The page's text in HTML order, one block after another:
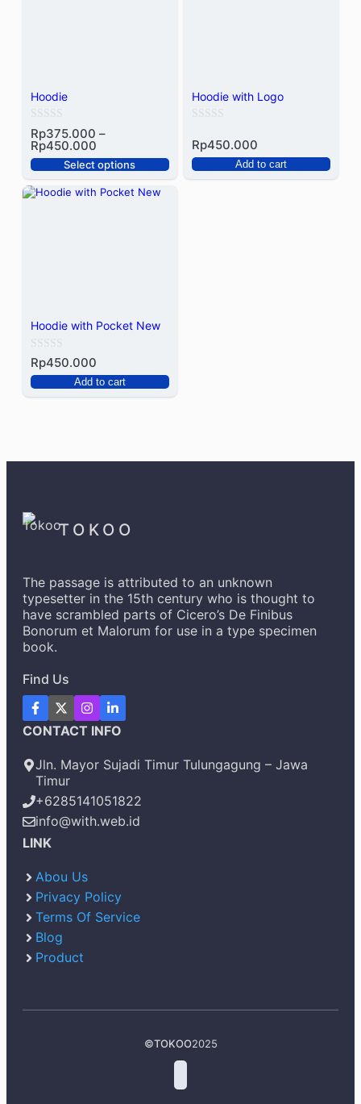
Hoodie
Rated
0
out
of
5
Rp375.000 –
Rp450.000 Price range: Rp375.000 through Rp450.000
Select options
Hoodie with Logo
0
out
of
Rp450.000
Add to cart
Hoodie with Pocket New
Rated
0
Rp450.000
Add to cart
TOKOO
The passage is attributed to an unknown
typesetter in the 15th century who is thought to
have scrambled parts of Cicero’s De Finibus
Bonorum et Malorum for use in a type specimen
book.
Find Us
CONTACT INFO
Jln. Mayor Sujadi Timur Tulungagung – Jawa
Timur
+6285141051822
info@with.web.id
LINK
Abou Us
Privacy Policy
Terms Of Service
Blog
Product
©TOKOO2025